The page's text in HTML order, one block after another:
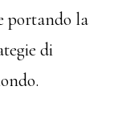
portando la
di